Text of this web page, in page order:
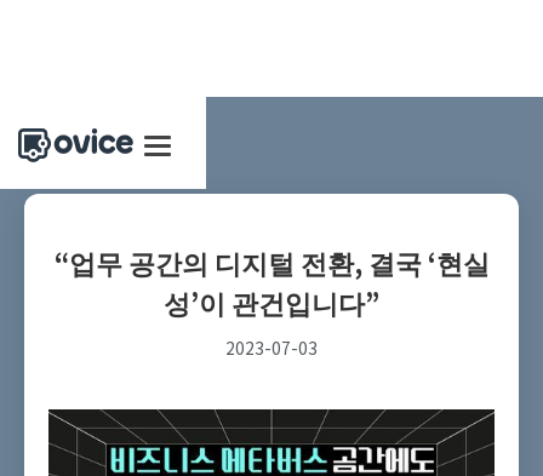
“업무 공간의 디지털 전환, 결국 ‘현실
성’이 관건입니다”
2023-07-03